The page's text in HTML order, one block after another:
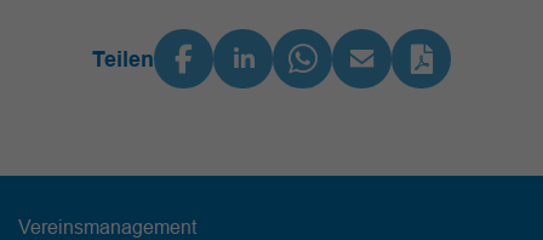
Teilen
Vereinsmanagement